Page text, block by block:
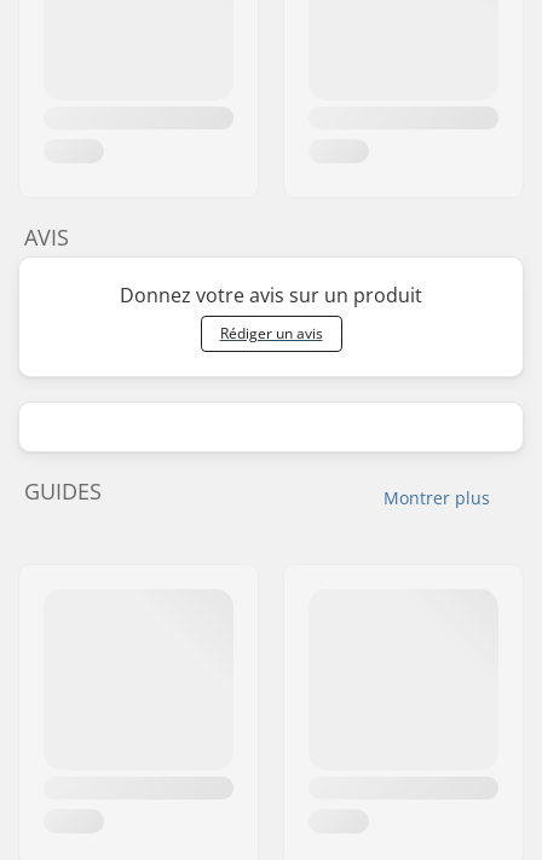
AVIS
Donnez votre avis sur un produit
Rédiger un avis
Montrer plus
GUIDES